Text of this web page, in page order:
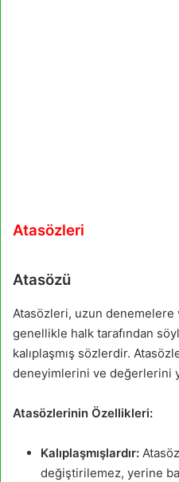
Atasözleri
Atasözü
Atasözleri, uzun denemelere
genellikle halk tarafından
kalıplaşmış sözlerdir.
deneyimlerini ve değerlerini
Atasözlerinin Özellikleri:
Kalıplaşmışlardır:
değiştirilemez, yerine